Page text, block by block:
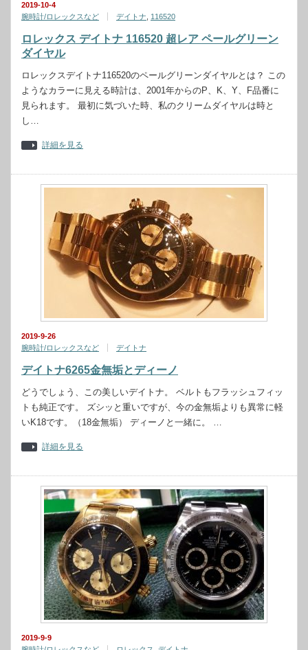
2019-10-4
腕時計/ロレックスなど
デイトナ 116520
ロレックス デイトナ 116520 超レア ペールグリーン
ダイヤル
ロレックスデイトナ116520のペールグリーンダイヤルとは？ この
ようなカラーに見える時計は、2001年からのP、K、Y、F品番に
見られます。 最初に気づいた時、私のクリームダイヤルは時と
し…
詳細を見る
2019-9-26
腕時計/ロレックスなど
デイトナ
デイトナ6265金無垢とディーノ
どうでしょう、この美しいデイトナ。 ベルトもフラッシュフィッ
トも純正です。 ズシッと重いですが、今の金無垢よりも異常に軽
いK18です。（18金無垢） ディーノと一緒に。 …
詳細を見る
2019-9-9